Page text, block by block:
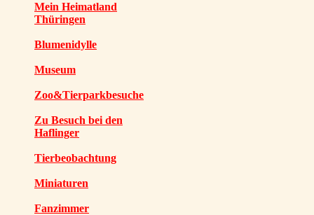
Mein Heimatland
Thüringen
Blumenidylle
Museum
Zoo&Tierparkbesuche
Zu Besuch bei den
Haflinger
Tierbeobachtung
Miniaturen
Fanzimmer